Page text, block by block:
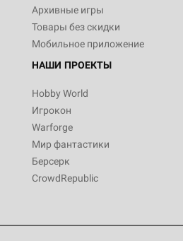
Архивные игры
Товары без скидки
Мобильное приложение
НАШИ ПРОЕКТЫ
Hobby World
Игрокон
Warforge
Мир фантастики
Берсерк
CrowdRepublic